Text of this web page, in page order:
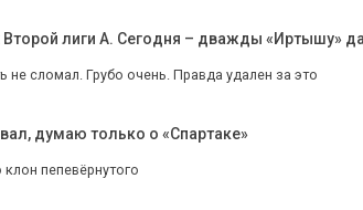
Второй лиги А. Сегодня – дважды «Иртышу»
не сломал. Грубо очень. Правда удален за это
думаю только о «Спартаке»
пепевёрнутого